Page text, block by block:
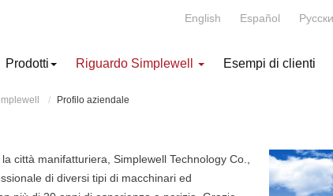
English Español
Prodotti Riguardo Simplewell Esempi di clienti
Profilo aziendale
città manifatturiera, Simplewell Technology Co.,
di diversi tipi di macchinari ed